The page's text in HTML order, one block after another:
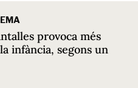
provoca més
infància, segons un